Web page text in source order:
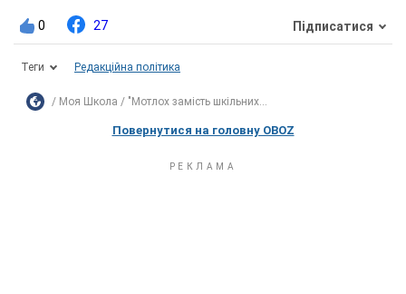
0 27 Підписатися
Теги Редакційна політика
Моя Школа "Мотлох замість шкільних...
Повернутися на головну OBOZ